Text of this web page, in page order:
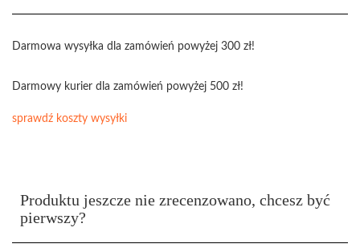
Darmowa wysyłka dla zamówień powyżej 300 zł!
Darmowy kurier dla zamówień powyżej 500 zł!
sprawdź koszty wysyłki
Produktu jeszcze nie zrecenzowano, chcesz być
pierwszy?